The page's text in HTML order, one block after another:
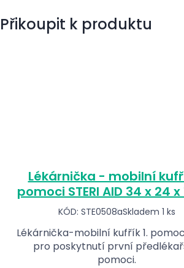
Přikoupit k produktu
Lékárnička - mobilní
pomoci STERI AID 34 x 24
KÓD: STE0508aSkladem 1 ks
Lékárnička-mobilní kufřík 1.
pro poskytnutí první
pomoci.